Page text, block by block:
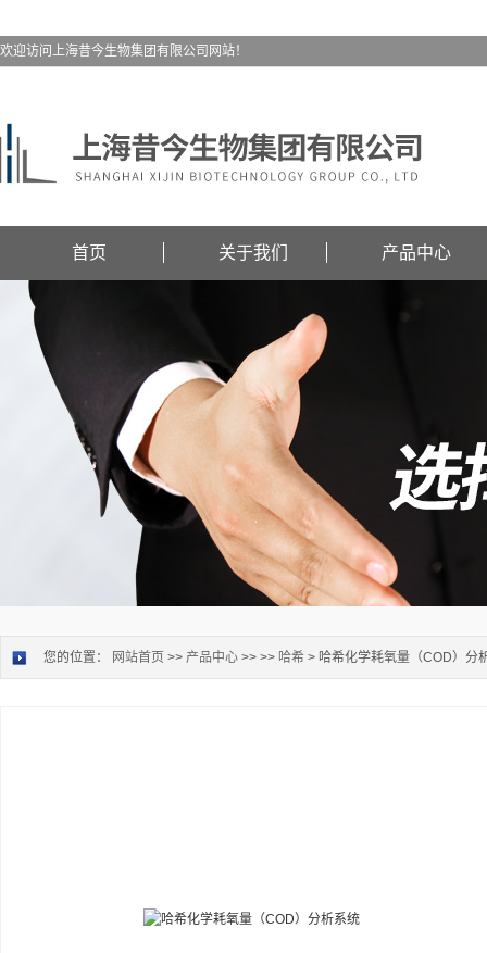
欢迎访问上海昔今生物集团有限公司网站！
首页 关于我们 产品中心
您的位置： 网站首页 >> 产品中心 >> >> 哈希 > 哈希化学耗氧量（COD）分